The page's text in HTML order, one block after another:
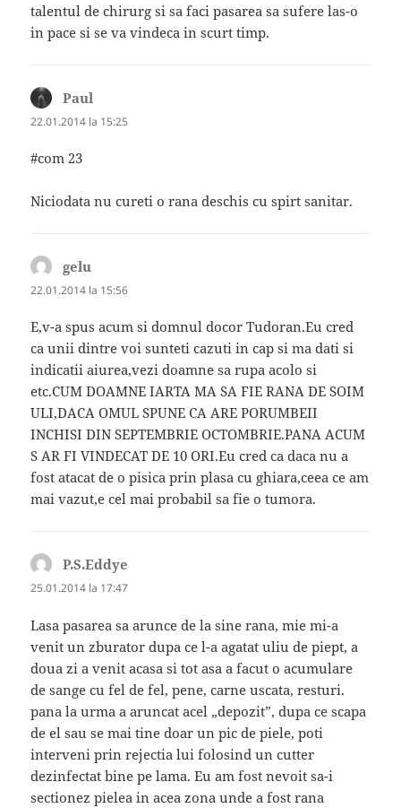
talentul de chirurg si sa faci pasarea sa sufere las-o
in pace si se va vindeca in scurt timp.
Paul
22.01.2014 la 15:25
#com 23
Niciodata nu cureti o rana deschis cu spirt sanitar.
gelu
22.01.2014 la 15:56
E,v-a spus acum si domnul docor Tudoran.Eu cred
ca unii dintre voi sunteti cazuti in cap si ma dati si
indicatii aiurea,vezi doamne sa rupa acolo si
etc.CUM DOAMNE IARTA MA SA FIE RANA DE SOIM
ULI,DACA OMUL SPUNE CA ARE PORUMBEII
INCHISI DIN SEPTEMBRIE OCTOMBRIE.PANA ACUM
S AR FI VINDECAT DE 10 ORI.Eu cred ca daca nu a
fost atacat de o pisica prin plasa cu ghiara,ceea ce am
mai vazut,e cel mai probabil sa fie o tumora.
P.S.Eddye
25.01.2014 la 17:47
Lasa pasarea sa arunce de la sine rana, mie mi-a
venit un zburator dupa ce l-a agatat uliu de piept, a
doua zi a venit acasa si tot asa a facut o acumulare
de sange cu fel de fel, pene, carne uscata, resturi.
pana la urma a aruncat acel „depozit”, dupa ce scapa
de el sau se mai tine doar un pic de piele, poti
interveni prin rejectia lui folosind un cutter
dezinfectat bine pe lama. Eu am fost nevoit sa-i
sectionez pielea in acea zona unde a fost rana